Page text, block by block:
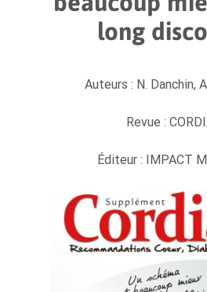
long
Auteurs : N. Danchin,
Revue :
Éditeur : IMPACT